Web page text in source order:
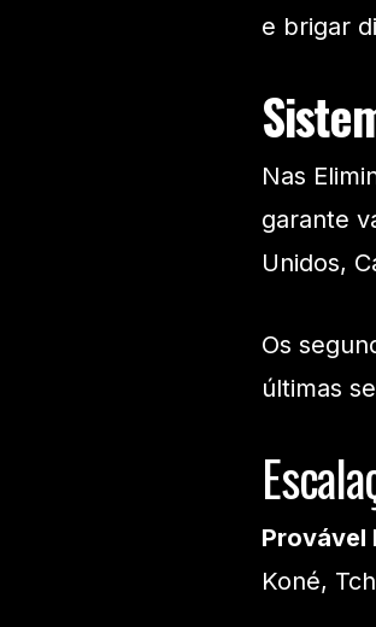
e brigar
Nas
garante
Unidos,
Os
últimas
Provável
Koné,